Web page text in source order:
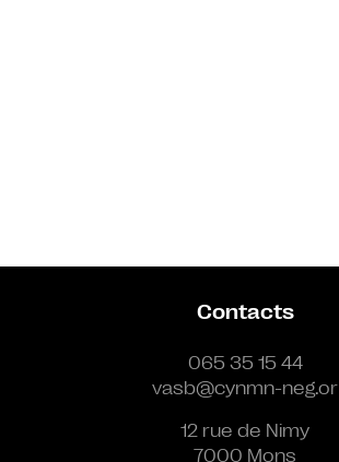
Contacts
065 35 15 44
vasb@cynmn-neg.or
12 rue de Nimy
7000 Mons